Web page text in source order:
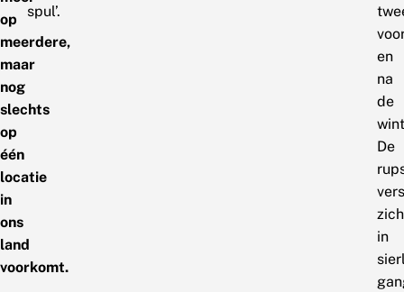
op
meerdere,
maar
nog
slechts
op
één
locatie
in
ons
land
voorkomt.
spul’.
en
na
de
De
zich
in